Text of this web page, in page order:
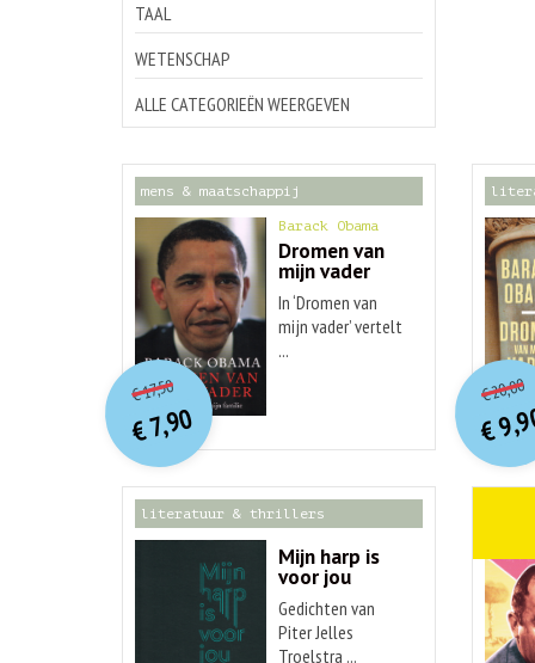
TAAL
WETENSCHAP
ALLE CATEGORIEËN WEERGEVEN
mens & maatschappij
Barack Obama
Dromen van
mijn vader
In ‘Dromen van
mijn vader’ vertelt
...
€17,50O
orspr
onkelijke
prijs
was:
€ 17,50.
€7,90
Huidige
prijs
is:
€ 7,90.
€20,00
€
literatuur & thrillers
Mijn harp is
voor jou
Gedichten van
Piter Jelles
Troelstra ...